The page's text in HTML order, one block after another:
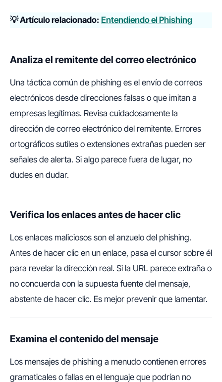
💡 Artículo relacionado: Entendiendo el Phishing
Analiza el remitente del correo electrónico
Una táctica común de phishing es el envío de correos
electrónicos desde direcciones falsas o que imitan a
empresas legítimas. Revisa cuidadosamente la
dirección de correo electrónico del remitente. Errores
ortográficos sutiles o extensiones extrañas pueden ser
señales de alerta. Si algo parece fuera de lugar, no
dudes en dudar.
Verifica los enlaces antes de hacer clic
Los enlaces maliciosos son el anzuelo del phishing.
Antes de hacer clic en un enlace, pasa el cursor sobre él
para revelar la dirección real. Si la URL parece extraña o
no concuerda con la supuesta fuente del mensaje,
abstente de hacer clic. Es mejor prevenir que lamentar.
Examina el contenido del mensaje
Los mensajes de phishing a menudo contienen errores
gramaticales o fallas en el lenguaje que podrían no